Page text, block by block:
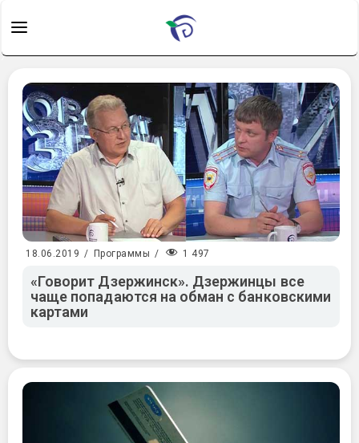
18.06.2019 / Программы / 1 497
«Говорит Дзержинск». Дзержинцы все
чаще попадаются на обман с банковскими
картами